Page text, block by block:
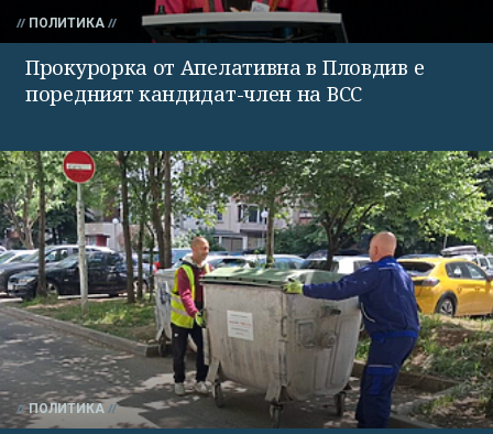
ПОЛИТИКА
Прокурорка от Апелативна в Пловдив е
поредният кандидат-член на ВСС
ПОЛИТИКА